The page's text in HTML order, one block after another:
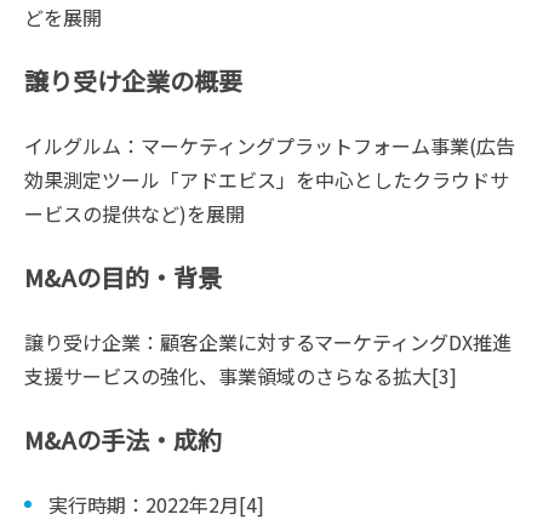
どを展開
譲り受け企業の概要
イルグルム：マーケティングプラットフォーム事業(広告
効果測定ツール「アドエビス」を中心としたクラウドサ
ービスの提供など)を展開
M&Aの目的・背景
譲り受け企業：顧客企業に対するマーケティングDX推進
支援サービスの強化、事業領域のさらなる拡大[3]
M&Aの手法・成約
実行時期：2022年2月[4]